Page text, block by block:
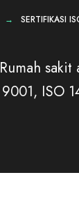
SERTIFIKASI
ISO